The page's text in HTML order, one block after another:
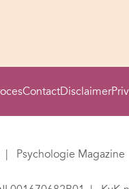
ContactDisclaimer
Psychologie Magazine